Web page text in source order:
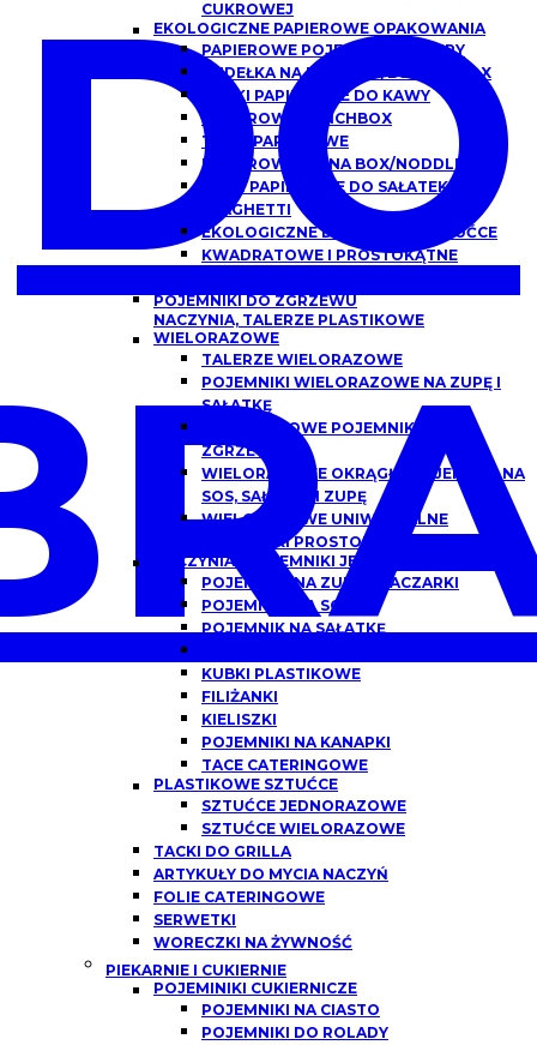
DO
CUKROWEJ
EKOLOGICZNE PAPIEROWE OPAKOWANIA
PAPIEROWE POJEMNIKI DO ZUPY
PUDEŁKA NA BURGERY/BURGER BOX
KUBKI PAPIEROWE DO KAWY
PAPIEROWE LUNCHBOX
TACKI PAPIEROWE
PAPIEROWE CHINA BOX/NODDLEBOX
MISKI PAPIEROWE DO SAŁATEK,
SPAGHETTI
EKOLOGICZNE DREWNIANE SZTUĆCE
KWADRATOWE I PROSTOKĄTNE
POJEMNIKI DO ZGRZEWU
NACZYNIA, TALERZE PLASTIKOWE
WIELORAZOWE
TALERZE WIELORAZOWE
POJEMNIKI WIELORAZOWE NA ZUPĘ I
SAŁATKĘ
WIELORAZOWE POJEMNIKI DO
ZGRZEWU
WIELORAZOWE OKRĄGŁE POJEMNIKI NA
SOS, SAŁATKĘ I ZUPĘ
WIELORAZOWE UNIWERSALNE
POJEMNIKI PROSTOKĄTNE
NACZYNIA I POJEMNIKI JEDNORAZOWE
POJEMNIKI NA ZUPĘ, FLACZARKI
POJEMNIKI NA SOS
POJEMNIK NA SAŁATKĘ
KUBKI PLASTIKOWE
FILIŻANKI
KIELISZKI
POJEMNIKI NA KANAPKI
TACE CATERINGOWE
PLASTIKOWE SZTUĆCE
SZTUĆCE JEDNORAZOWE
SZTUĆCE WIELORAZOWE
TACKI DO GRILLA
ARTYKUŁY DO MYCIA NACZYŃ
FOLIE CATERINGOWE
SERWETKI
WORECZKI NA ŻYWNOŚĆ
PIEKARNIE I CUKIERNIE
POJEMINIKI CUKIERNICZE
POJEMNIKI NA CIASTO
POJEMNIKI DO ROLADY